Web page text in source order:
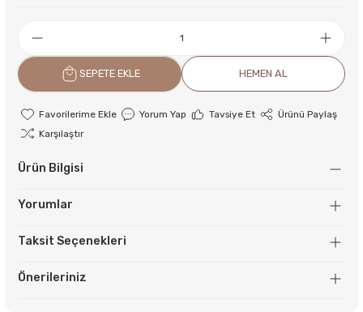
SEPETE EKLE HEMEN AL
Yorum Yap Tavsiye Et
Ürünü Paylaş
Karşılaştır
Ürün Bilgisi
Yorumlar
Taksit Seçenekleri
Önerileriniz